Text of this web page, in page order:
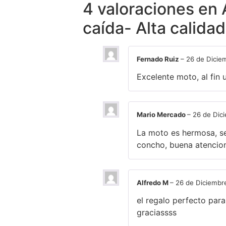
4 valoraciones en
caída- Alta
Fernado Ruiz– 26 de
Excelente moto, al fin
Mario Mercado– 26 de
La moto es hermosa,
concho, buena
Alfredo M– 26 de
el regalo perfecto
graciassss